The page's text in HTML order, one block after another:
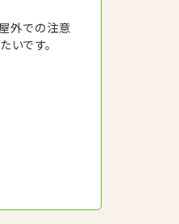
外での注意
いです。